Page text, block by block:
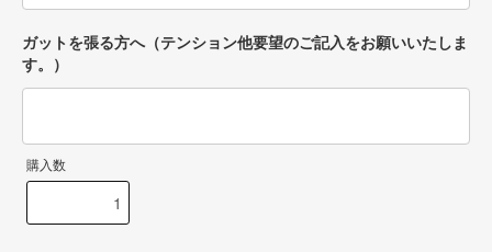
ガットを張る方へ（テンション他要望のご記入をお願いいたしま
す。）
購入数